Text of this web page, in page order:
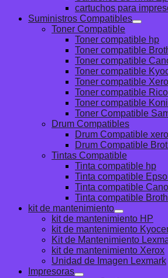
cartuchos para
Suministros Compatibles
Toner Compatible
Toner compatible hp
Toner compatible
Toner compatible
Toner compatible
Toner compatible
Toner compatible
Toner compatible
Toner Compatible
Drum Compatibles
Drum Compatible
Drum Compatible
Tintas Compatible
Tinta compatible hp
Tinta compatible
Tinta compatible
Tinta compatible
kit de mantenimiento
kit de mantenimiento HP
kit de mantenimiento
Kit de Mantenimiento
kit de mantenimiento Xerox
Unidad de Imagen Lexmark
Impresoras